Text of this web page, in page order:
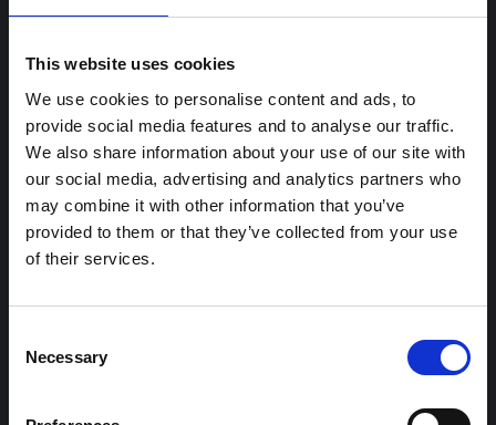
This website uses cookies
We use cookies to personalise content and ads, to
provide social media features and to analyse our traffic.
We also share information about your use of our site with
our social media, advertising and analytics partners who
may combine it with other information that you’ve
provided to them or that they’ve collected from your use
of their services.
Selection
Necessary
I marketenteriet på plan två kan du äta din
matsäck eller bara slå dig ner en stund